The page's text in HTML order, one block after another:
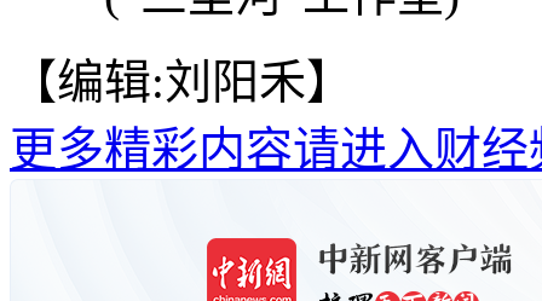
【编辑:刘阳禾】
更多精彩内容请进入财经